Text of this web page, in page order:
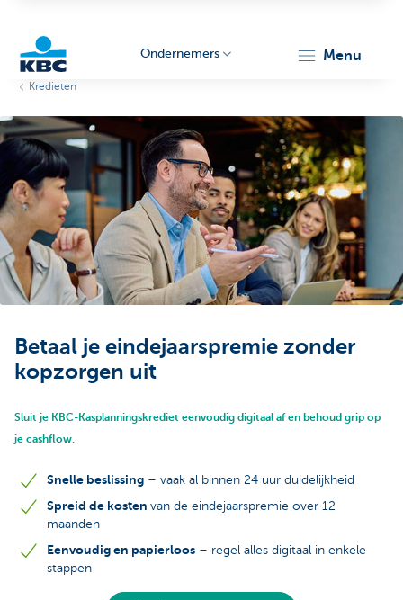
Ondernemers
Ondernemers menu
Kredieten
Betaal je eindejaarspremie zonder
kopzorgen uit
Sluit je KBC-Kasplanningskrediet eenvoudig digitaal af en behoud grip op
je cashflow.
Snelle beslissing – vaak al binnen 24 uur duidelijkheid
Spreid de kosten van de eindejaarspremie over 12
maanden
Eenvoudig en papierloos – regel alles digitaal in enkele
stappen